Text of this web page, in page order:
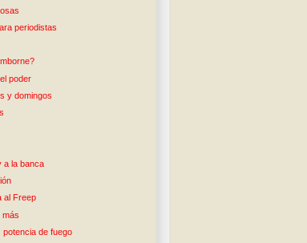
periodistas
poder
y domingos
a la banca
al Freep
más
potencia de fuego